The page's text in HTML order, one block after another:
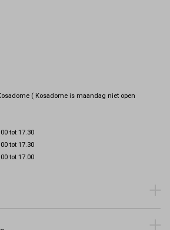
( Kosadome is maandag niet open
tot 17.30
tot 17.30
tot 17.00